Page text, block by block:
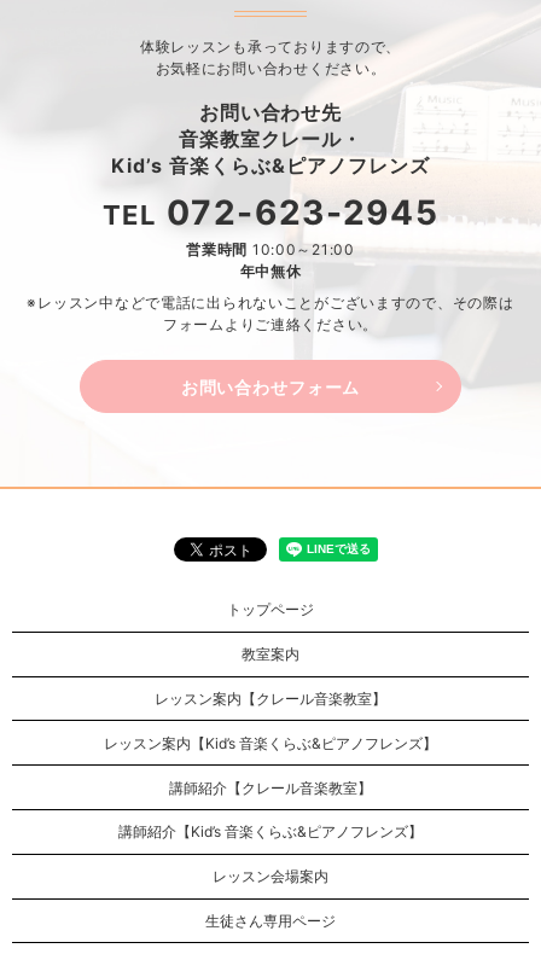
体験レッスンも承っておりますので、
お気軽にお問い合わせください。
お問い合わせ先
音楽教室クレール・
Kid’s 音楽くらぶ&ピアノフレンズ
TEL 072-623-2945
営業時間 10:00～21:00
年中無休
※レッスン中などで電話に出られないことがございますので、 その際は
フォームよりご連絡ください。
お問い合わせフォーム
トップページ
教室案内
レッスン案内【クレール音楽教室】
レッスン案内【Kid’s 音楽くらぶ&ピアノフレンズ】
講師紹介【クレール音楽教室】
講師紹介【Kid’s 音楽くらぶ&ピアノフレンズ】
レッスン会場案内
生徒さん専用ページ